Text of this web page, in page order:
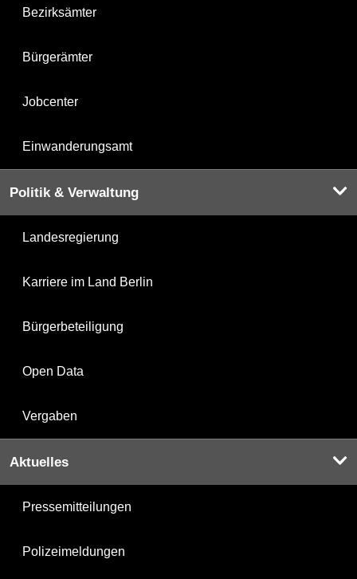
Bezirksämter
Bürgerämter
Jobcenter
Einwanderungsamt
Politik & Verwaltung
Landesregierung
Karriere im Land Berlin
Bürgerbeteiligung
Open Data
Vergaben
Aktuelles
Pressemitteilungen
Polizeimeldungen